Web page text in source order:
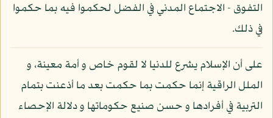
التفوق - الاجتماع المدني في الفضل لحكموا فيه بما حكموا
في ذلك.
على أن الإسلام يشرع للدنيا لا لقوم خاص و أمة معينة، و
الملل الراقية إنما حكمت بما حكمت بعد ما أذعنت بتمام
التربية في أفرادها و حسن صنيع حكوماتها و دلالة الإحصاء